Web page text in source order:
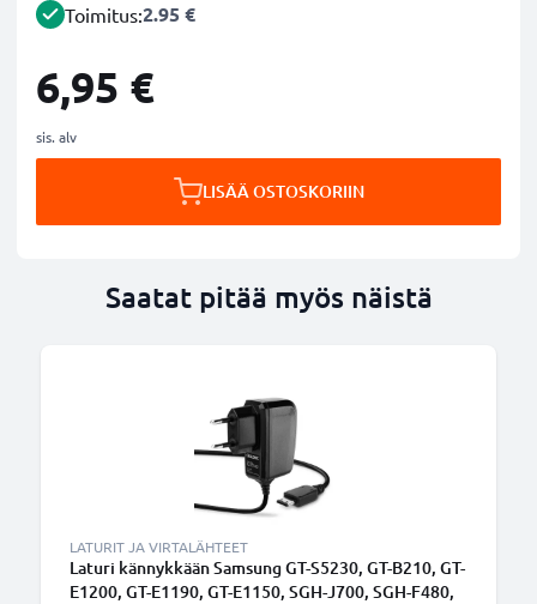
Toimitus:2.95 €
6,95 €
sis. alv
LISÄÄ OSTOSKORIIN
Saatat pitää myös näistä
LATURIT JA VIRTALÄHTEET
Laturi kännykkään Samsung GT-S5230, GT-B210, GT-
E1200, GT-E1190, GT-E1150, SGH-J700, SGH-F480,